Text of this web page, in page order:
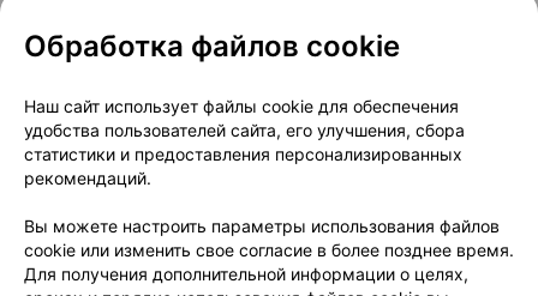
О проекте
Новости проекта
Размещение рекламы
Медицинский маркетинг
Публичный договор
Доставка
Способы оплаты
Вакансии
Партнеры
Написать руководителю 103.by
Обработка файлов cookie
Наш сайт использует файлы cookie для обеспечения
удобства пользователей сайта, его улучшения, сбора
статистики и предоставления персонализированных
рекомендаций.
Вы можете настроить параметры использования файлов
cookie или изменить свое согласие в более позднее время.
Для получения дополнительной информации о целях,